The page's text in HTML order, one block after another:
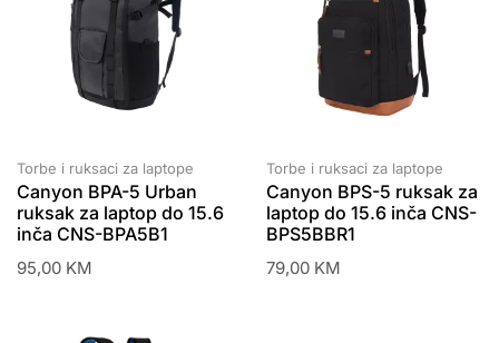
Torbe i ruksaci za laptope
Canyon BPA-5 Urban
ruksak za laptop do 15.6
inča CNS-BPA5B1
95,00 KM
Torbe i ruksaci za laptope
Canyon BPS-5 ruksak za
laptop do 15.6 inča CNS-
BPS5BBR1
79,00 KM